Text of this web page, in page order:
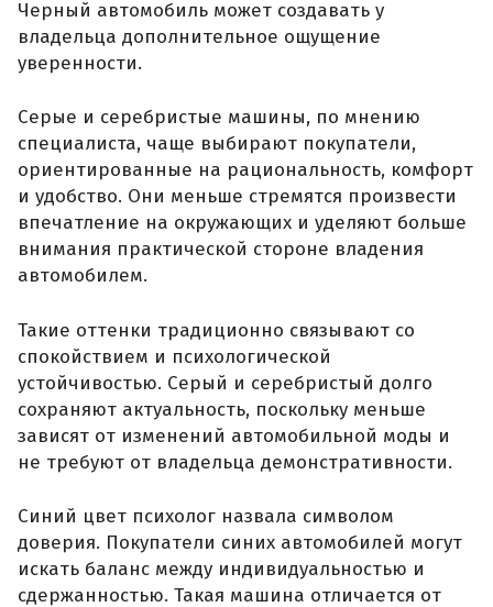
Черный автомобиль может создавать у
владельца дополнительное ощущение
уверенности.
Серые и серебристые машины, по мнению
специалиста, чаще выбирают покупатели,
ориентированные на рациональность, комфорт
и удобство. Они меньше стремятся произвести
впечатление на окружающих и уделяют больше
внимания практической стороне владения
автомобилем.
Такие оттенки традиционно связывают со
спокойствием и психологической
устойчивостью. Серый и серебристый долго
сохраняют актуальность, поскольку меньше
зависят от изменений автомобильной моды и
не требуют от владельца демонстративности.
Синий цвет психолог назвала символом
доверия. Покупатели синих автомобилей могут
искать баланс между индивидуальностью и
сдержанностью. Такая машина отличается от